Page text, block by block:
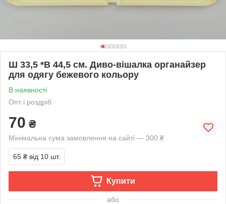
Ш 33,5 *В 44,5 см. Диво-вішалка органайзер
для одягу бежевого кольору
В наявності
Опт і роздріб
70 ₴
Мінімальна сума замовлення на сайті — 300 ₴
65 ₴ від 10 шт.
Купити
або